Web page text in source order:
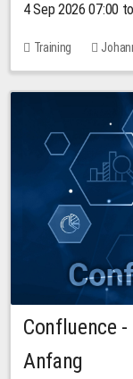
4 Sep 2026 07:00
Training
No free places
Confluence
Anfang